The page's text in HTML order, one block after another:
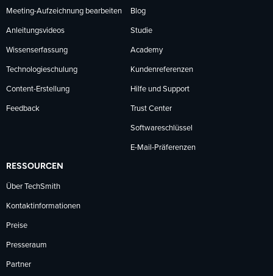
Meeting-Aufzeichnung bearbeiten
Anleitungsvideos
Wissenserfassung
Technologieschulung
Content-Erstellung
Feedback
Blog
Studie
Academy
Kundenreferenzen
Hilfe und Support
Trust Center
Softwareschlüssel
E-Mail-Präferenzen
RESSOURCEN
Über TechSmith
Kontaktinformationen
Preise
Presseraum
Partner